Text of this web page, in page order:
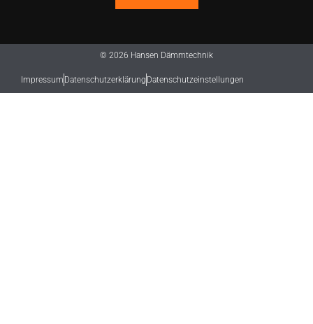
© 2026 Hansen Dämmtechnik
Impressum Datenschutzerklärung Datenschutzeinstellungen